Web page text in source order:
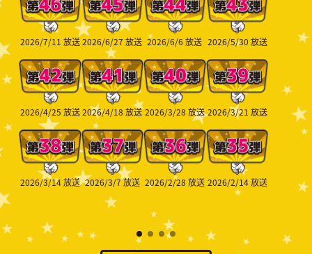
2026/7/11 放送 2026/6/27放送 2026/6/6放送 2026/5/30 放送
2026/4/25 放送 2026/4/18放送 2026/3/28 放送 2026/3/21 放送
2026/3/14放送 2026/3/7放送 2026/2/28 放送 2026/2/14放送